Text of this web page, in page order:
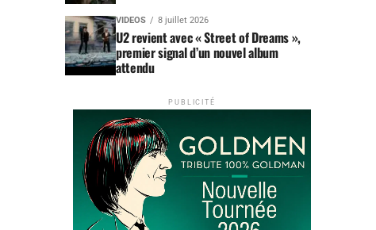
VIDEOS 8 juillet 2026
U2 revient avec « Street of Dreams »,
premier signal d’un nouvel album
attendu
PUBLICITÉ